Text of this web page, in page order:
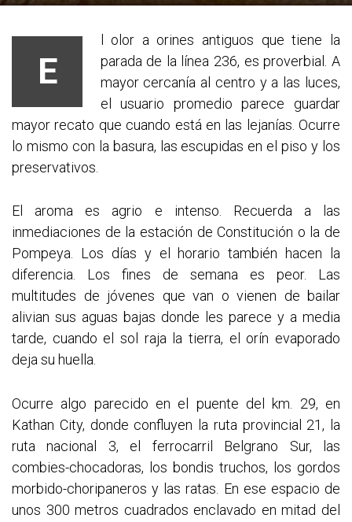
E
l olor a orines antiguos que tiene la
parada de la línea 236, es proverbial. A
mayor cercanía al centro y a las luces,
el usuario promedio parece guardar
mayor recato que cuando está en las lejanías. Ocurre
lo mismo con la basura, las escupidas en el piso y los
preservativos.
El aroma es agrio e intenso. Recuerda a las
inmediaciones de la estación de Constitución o la de
Pompeya. Los días y el horario también hacen la
diferencia. Los fines de semana es peor. Las
multitudes de jóvenes que van o vienen de bailar
alivian sus aguas bajas donde les parece y a media
tarde, cuando el sol raja la tierra, el orín evaporado
deja su huella.
Ocurre algo parecido en el puente del km. 29, en
Kathan City, donde confluyen la ruta provincial 21, la
ruta nacional 3, el ferrocarril Belgrano Sur, las
combies-chocadoras, los bondis truchos, los gordos
morbido-choripaneros y las ratas. En ese espacio de
unos 300 metros cuadrados enclavado en mitad del